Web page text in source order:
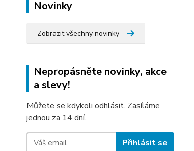
Novinky
Zobrazit všechny novinky
Nepropásněte novinky, akce
a slevy!
Můžete se kdykoli odhlásit. Zasíláme
jednou za 14 dní.
Přihlásit se